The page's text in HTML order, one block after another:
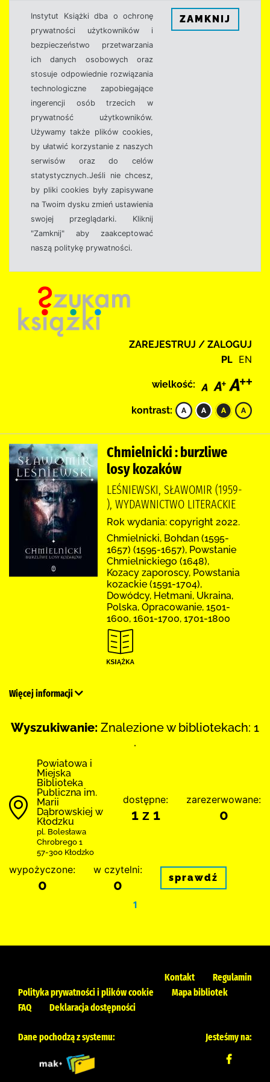
Instytut Książki dba o ochronę
prywatności użytkowników i
bezpieczeństwo przetwarzania
ich danych osobowych oraz
stosuje odpowiednie rozwiązania
technologiczne zapobiegające
ingerencji osób trzecich w
prywatność użytkowników.
Używamy także plików cookies,
by ułatwić korzystanie z naszych
serwisów oraz do celów
statystycznych.Jeśli nie chcesz,
by pliki cookies były zapisywane
na Twoim dysku zmień ustawienia
swojej przeglądarki. Kliknij
"Zamknij" aby zaakceptować
naszą politykę prywatności.
ZAMKNIJ
ZAREJESTRUJ / ZALOGUJ
PL EN
wielkość:
kontrast:
Chmielnicki : burzliwe
losy kozaków
LEŚNIEWSKI, SŁAWOMIR (1959-
), WYDAWNICTWO LITERACKIE
Rok wydania: copyright 2022.
Chmielnicki, Bohdan (1595-
1657) (1595-1657), Powstanie
Chmielnickiego (1648),
Kozacy zaporoscy, Powstania
kozackie (1591-1704),
Dowódcy, Hetmani, Ukraina,
Polska, Opracowanie, 1501-
1600, 1601-1700, 1701-1800
Więcej informacji
Wyszukiwanie: Znalezione w bibliotekach: 1
.
Powiatowa i
Miejska
Biblioteka
Publiczna im.
Marii
Dąbrowskiej w
Kłodzku
pl. Bolesława
Chrobrego 1
57-300 Kłodzko
dostępne:
1 z 1
zarezerwowane:
0
wypożyczone:
0
w czytelni:
0 sprawdź
1
Kontakt
Regulamin
Polityka prywatności i plików cookie
Mapa bibliotek
FAQ
Deklaracja dostępności
Dane pochodzą z systemu: Jesteśmy na: